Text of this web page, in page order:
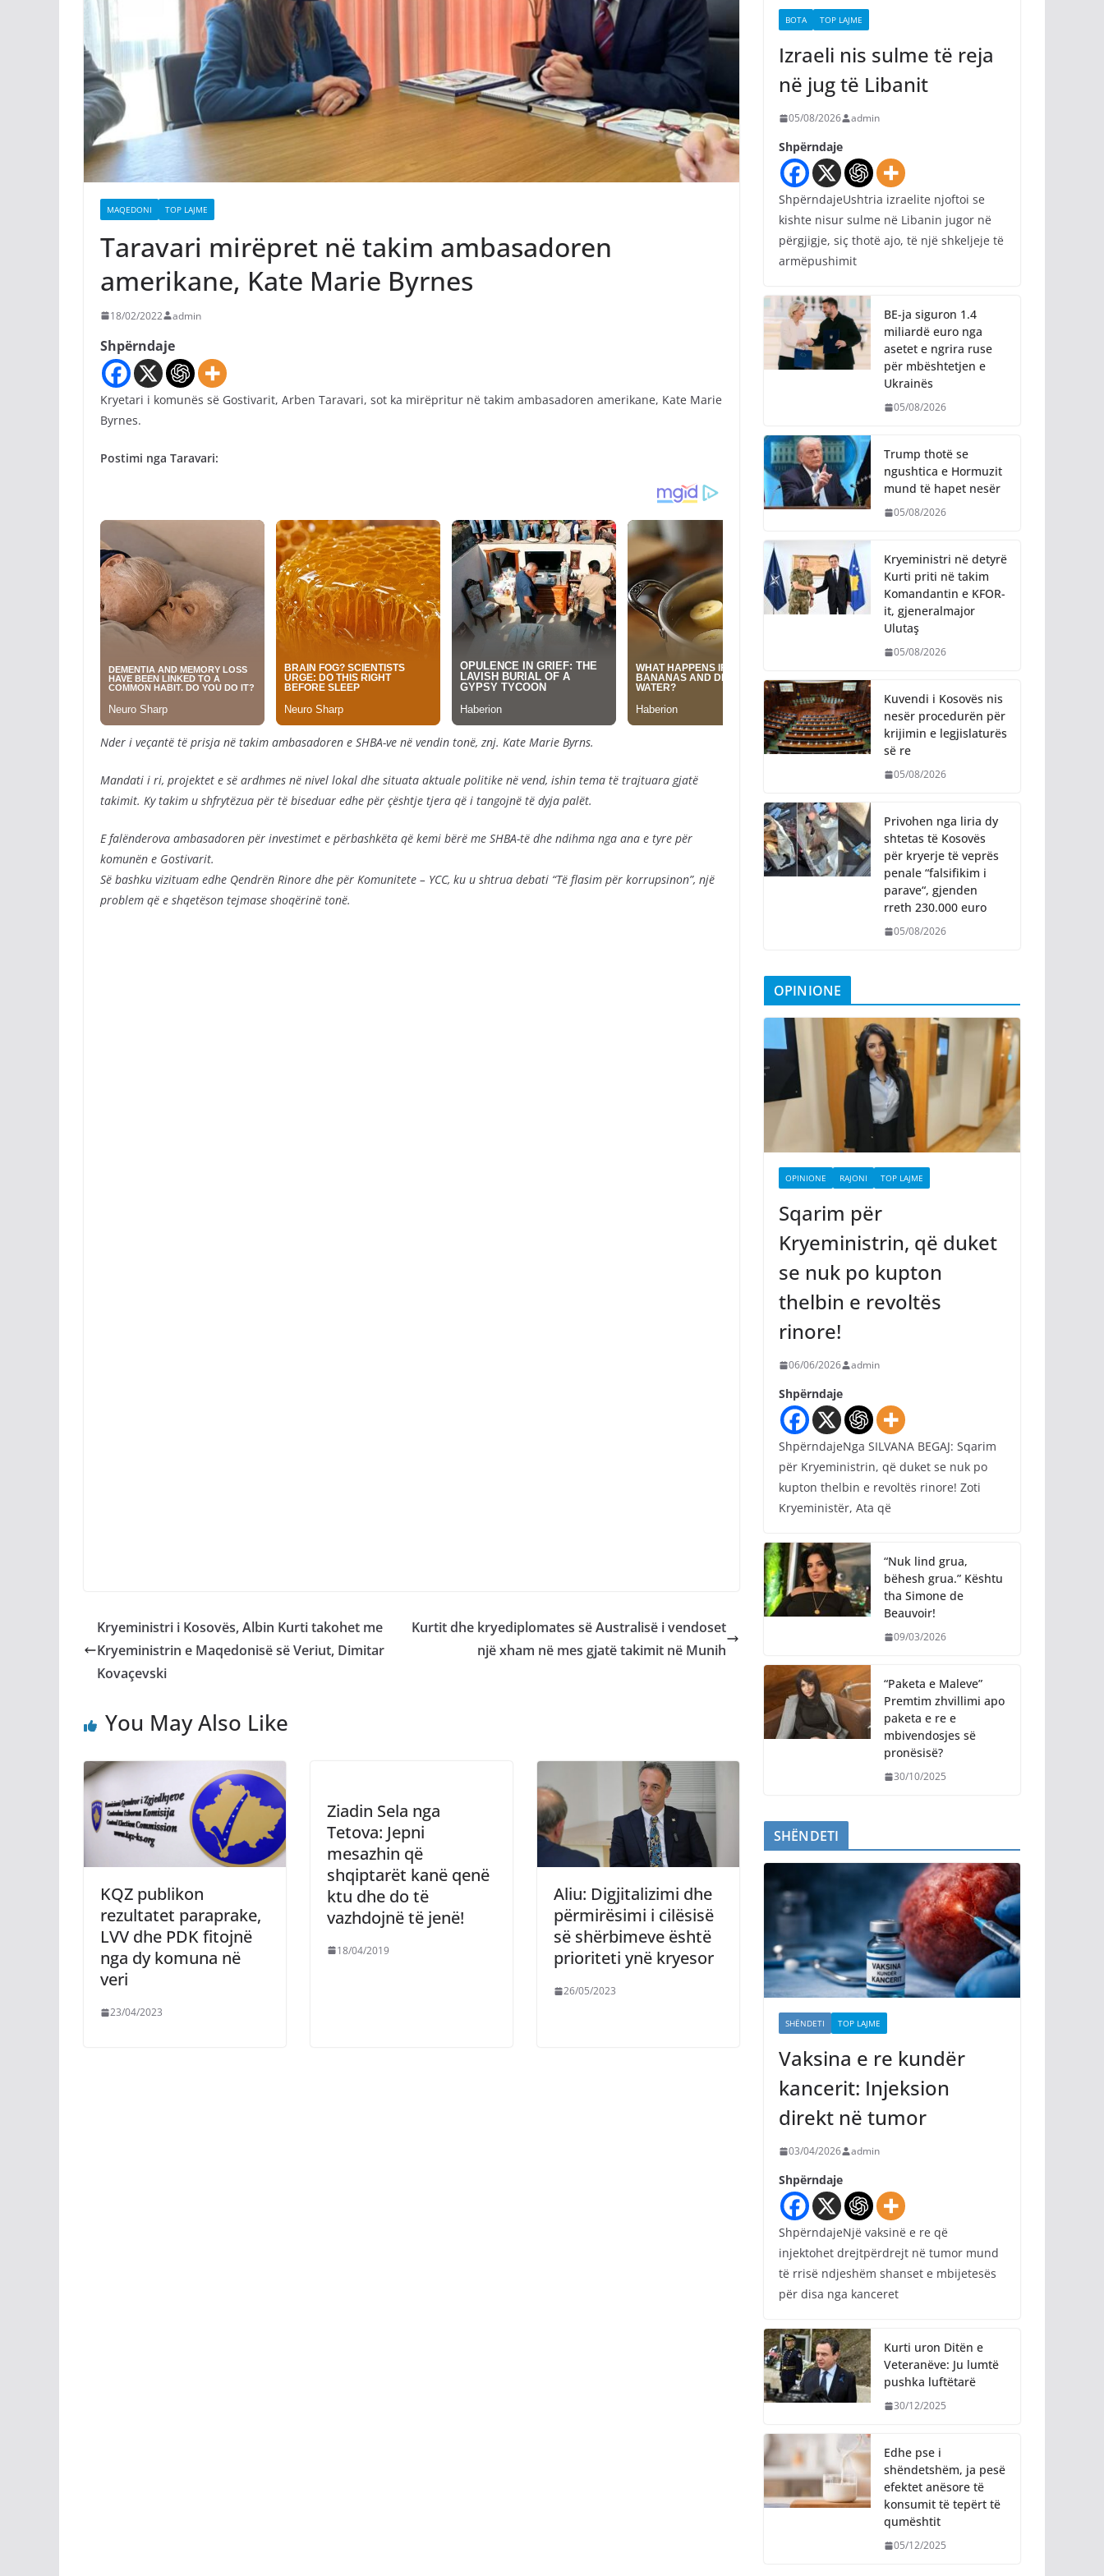
MAQEDONI TOP LAJME
Taravari mirëpret në takim ambasadoren
amerikane, Kate Marie Byrnes
18/02/2022 admin
Shpërndaje
Kryetari i komunës së Gostivarit, Arben Taravari, sot ka mirëpritur në takim ambasadoren amerikane, Kate Marie
Byrnes.
Postimi nga Taravari:
Nder i veçantë të prisja në takim ambasadoren e SHBA-ve në vendin tonë, znj. Kate Marie Byrns.
Mandati i ri, projektet e së ardhmes në nivel lokal dhe situata aktuale politike në vend, ishin tema të trajtuara gjatë
takimit. Ky takim u shfrytëzua për të biseduar edhe për çështje tjera që i tangojnë të dyja palët.
E falënderova ambasadoren për investimet e përbashkëta që kemi bërë me SHBA-të dhe ndihma nga ana e tyre për
komunën e Gostivarit.
Së bashku vizituam edhe Qendrën Rinore dhe për Komunitete – YCC, ku u shtrua debati “Të flasim për korrupsinon”, një
problem që e shqetëson tejmase shoqërinë tonë.
Kryeministri i Kosovës, Albin Kurti takohet me
Kryeministrin e Maqedonisë së Veriut, Dimitar
Kovaçevski
Kurtit dhe kryediplomates së Australisë i vendoset
një xham në mes gjatë takimit në Munih
You May Also Like
KQZ publikon
rezultatet paraprake,
LVV dhe PDK fitojnë
nga dy komuna në
veri
23/04/2023
Ziadin Sela nga
Tetova: Jepni
mesazhin që
shqiptarët kanë qenë
ktu dhe do të
vazhdojnë të jenë!
18/04/2019
Aliu: Digjitalizimi dhe
përmirësimi i cilësisë
së shërbimeve është
prioriteti ynë kryesor
26/05/2023
BOTA TOP LAJME
Izraeli nis sulme të reja
në jug të Libanit
05/08/2026 admin
Shpërndaje
ShpërndajeUshtria izraelite njoftoi se
kishte nisur sulme në Libanin jugor në
përgjigje, siç thotë ajo, të një shkeljeje të
armëpushimit
BE-ja siguron 1.4
miliardë euro nga
asetet e ngrira ruse
për mbështetjen e
Ukrainës
05/08/2026
Trump thotë se
ngushtica e Hormuzit
mund të hapet nesër
05/08/2026
Kryeministri në detyrë
Kurti priti në takim
Komandantin e KFOR-
it, gjeneralmajor
Ulutaş
05/08/2026
Kuvendi i Kosovës nis
nesër procedurën për
krijimin e legjislaturës
së re
05/08/2026
Privohen nga liria dy
shtetas të Kosovës
për kryerje të veprës
penale “falsifikim i
parave“, gjenden
rreth 230.000 euro
05/08/2026
OPINIONE
OPINIONE RAJONI TOP LAJME
Sqarim për
Kryeministrin, që duket
se nuk po kupton
thelbin e revoltës
rinore!
06/06/2026 admin
Shpërndaje
ShpërndajeNga SILVANA BEGAJ: Sqarim
për Kryeministrin, që duket se nuk po
kupton thelbin e revoltës rinore! Zoti
Kryeministër, Ata që
“Nuk lind grua,
bëhesh grua.” Kështu
tha Simone de
Beauvoir!
09/03/2026
“Paketa e Maleve”
Premtim zhvillimi apo
paketa e re e
mbivendosjes së
pronësisë?
30/10/2025
SHËNDETI
SHËNDETI TOP LAJME
Vaksina e re kundër
kancerit: Injeksion
direkt në tumor
03/04/2026 admin
Shpërndaje
ShpërndajeNjë vaksinë e re që
injektohet drejtpërdrejt në tumor mund
të rrisë ndjeshëm shanset e mbijetesës
për disa nga kanceret
Kurti uron Ditën e
Veteranëve: Ju lumtë
pushka luftëtarë
30/12/2025
Edhe pse i
shëndetshëm, ja pesë
efektet anësore të
konsumit të tepërt të
qumështit
05/12/2025